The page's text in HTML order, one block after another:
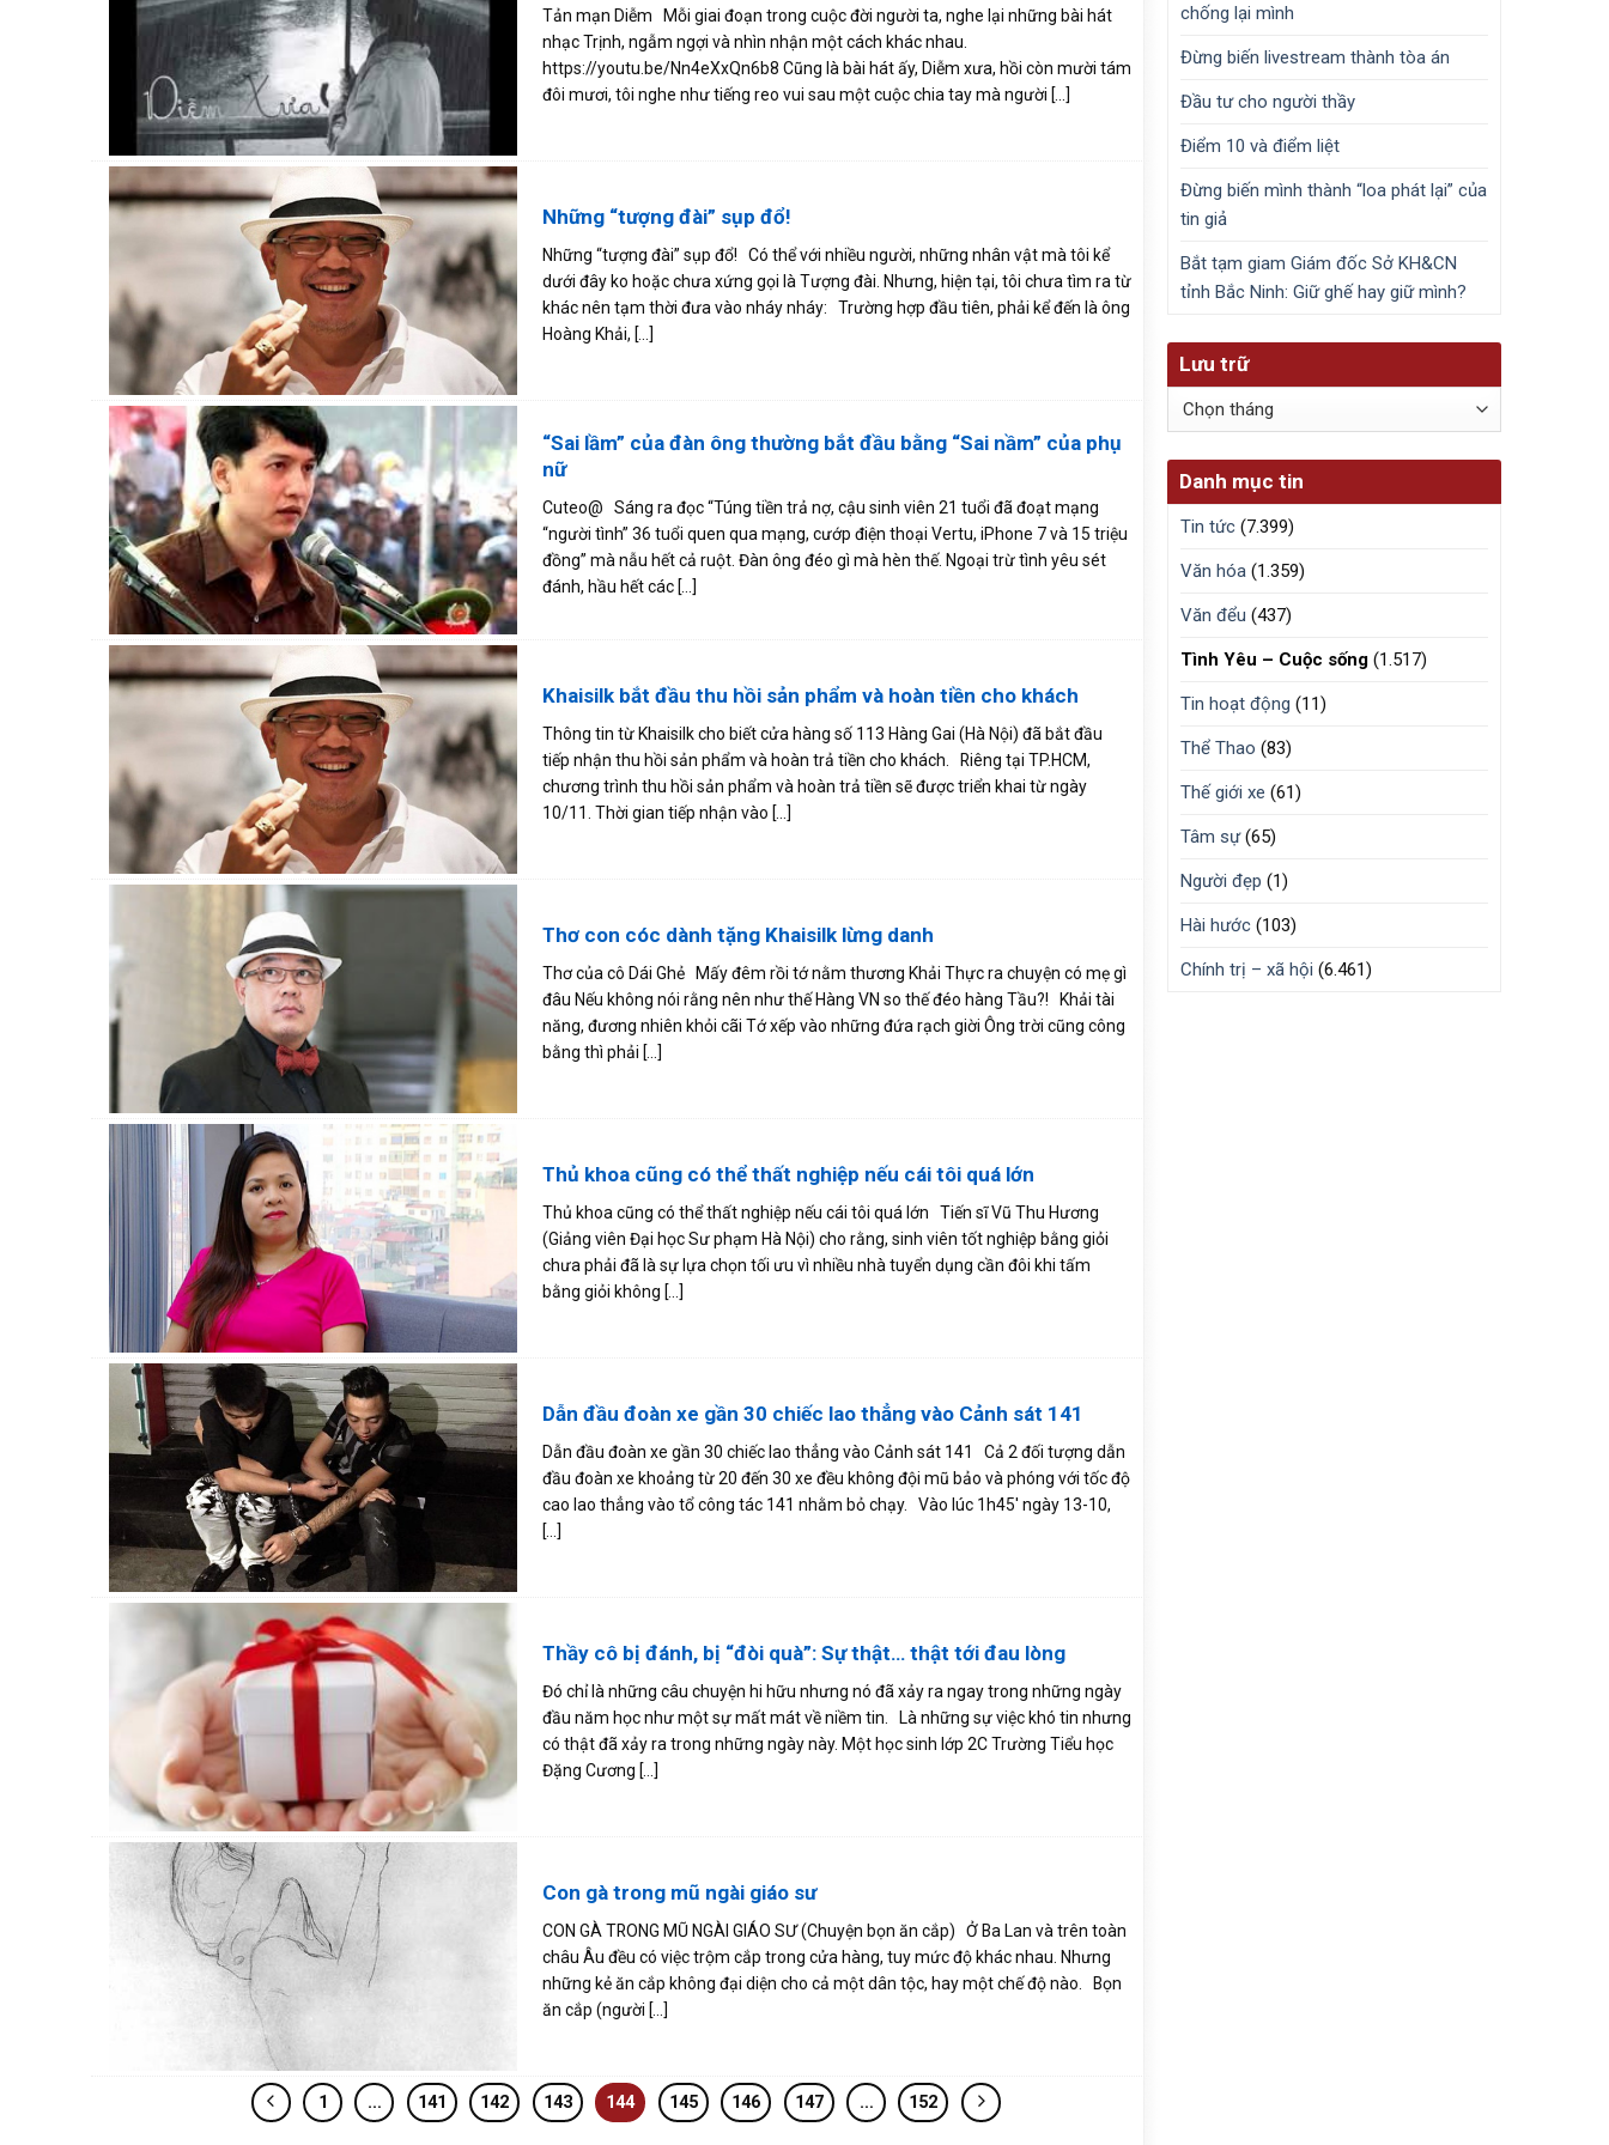
Tản mạn Diễm Mỗi giai đoạn trong cuộc đời người ta, nghe lại những bài hát
nhạc Trịnh, ngẫm ngợi và nhìn nhận một cách khác nhau.
https://youtu.be/Nn4eXxQn6b8 Cũng là bài hát ấy, Diễm xưa, hồi còn mười tám
đôi mươi, tôi nghe như tiếng reo vui sau một cuộc chia tay mà người [...]
Những “tượng đài” sụp đổ!
Những “tượng đài” sụp đổ! Có thể với nhiều người, những nhân vật mà tôi kể
dưới đây ko hoặc chưa xứng gọi là Tượng đài. Nhưng, hiện tại, tôi chưa tìm ra từ
khác nên tạm thời đưa vào nháy nháy: Trường hợp đầu tiên, phải kể đến là ông
Hoàng Khải, [...]
“Sai lầm” của đàn ông thường bắt đầu bằng “Sai nầm” của phụ
nữ
Cuteo@ Sáng ra đọc “Túng tiền trả nợ, cậu sinh viên 21 tuổi đã đoạt mạng
“người tình” 36 tuổi quen qua mạng, cướp điện thoại Vertu, iPhone 7 và 15 triệu
đồng” mà nẫu hết cả ruột. Đàn ông đéo gì mà hèn thế. Ngoại trừ tình yêu sét
đánh, hầu hết các [...]
Khaisilk bắt đầu thu hồi sản phẩm và hoàn tiền cho khách
Thông tin từ Khaisilk cho biết cửa hàng số 113 Hàng Gai (Hà Nội) đã bắt đầu
tiếp nhận thu hồi sản phẩm và hoàn trả tiền cho khách. Riêng tại TP.HCM,
chương trình thu hồi sản phẩm và hoàn trả tiền sẽ được triển khai từ ngày
10/11. Thời gian tiếp nhận vào [...]
Thơ con cóc dành tặng Khaisilk lừng danh
Thơ của cô Dái Ghẻ Mấy đêm rồi tớ nằm thương Khải Thực ra chuyện có mẹ gì
đâu Nếu không nói rằng nên như thế Hàng VN so thế đéo hàng Tầu?! Khải tài
năng, đương nhiên khỏi cãi Tớ xếp vào những đứa rạch giời Ông trời cũng công
bằng thì phải [...]
Thủ khoa cũng có thể thất nghiệp nếu cái tôi quá lớn
Thủ khoa cũng có thể thất nghiệp nếu cái tôi quá lớn Tiến sĩ Vũ Thu Hương
(Giảng viên Đại học Sư phạm Hà Nội) cho rằng, sinh viên tốt nghiệp bằng giỏi
chưa phải đã là sự lựa chọn tối ưu vì nhiều nhà tuyển dụng cần đôi khi tấm
bằng giỏi không [...]
Dẫn đầu đoàn xe gần 30 chiếc lao thẳng vào Cảnh sát 141
Dẫn đầu đoàn xe gần 30 chiếc lao thẳng vào Cảnh sát 141 Cả 2 đối tượng dẫn
đầu đoàn xe khoảng từ 20 đến 30 xe đều không đội mũ bảo và phóng với tốc độ
cao lao thẳng vào tổ công tác 141 nhằm bỏ chạy. Vào lúc 1h45′ ngày 13-10,
[...]
Thầy cô bị đánh, bị “đòi quà”: Sự thật… thật tới đau lòng
Đó chỉ là những câu chuyện hi hữu nhưng nó đã xảy ra ngay trong những ngày
đầu năm học như một sự mất mát về niềm tin. Là những sự việc khó tin nhưng
có thật đã xảy ra trong những ngày này. Một học sinh lớp 2C Trường Tiểu học
Đặng Cương [...]
Con gà trong mũ ngài giáo sư
CON GÀ TRONG MŨ NGÀI GIÁO SƯ (Chuyện bọn ăn cắp) Ở Ba Lan và trên toàn
châu Âu đều có việc trộm cắp trong cửa hàng, tuy mức độ khác nhau. Nhưng
những kẻ ăn cắp không đại diện cho cả một dân tộc, hay một chế độ nào. Bọn
ăn cắp (người [...]
1 … 141 142 143 144 145 146 147 … 152
chống lại mình
Đừng biến livestream thành tòa án
Đầu tư cho người thầy
Điểm 10 và điểm liệt
Đừng biến mình thành “loa phát lại” của
tin giả
Bắt tạm giam Giám đốc Sở KH&CN
tỉnh Bắc Ninh: Giữ ghế hay giữ mình?
Lưu trữ
Lưu
Danh mục tin
Tin tức (7.399)
Văn hóa (1.359)
Văn đểu (437)
Tình Yêu – Cuộc sống (1.517)
Tin hoạt động (11)
Thể Thao (83)
Thế giới xe (61)
Tâm sự(65)
Người đẹp (1)
Hài hước (103)
Chính trị – xã hội (6.461)